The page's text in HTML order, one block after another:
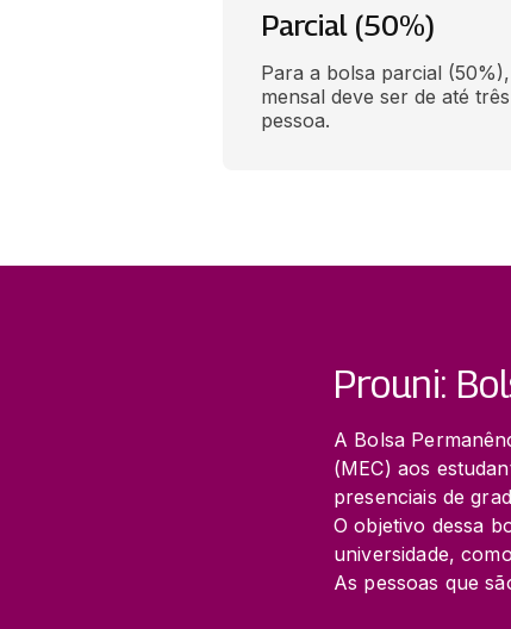
Parcial (50%)
Para a bolsa parcial
mensal deve ser de até
pessoa.
Prouni:
A Bolsa
(MEC) aos
presenciais de
O objetivo dessa
universidade,
As pessoas que